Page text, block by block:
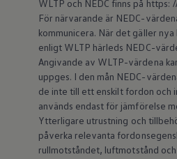
Vilken Volkswagen
Offertförfrågan
Hitta din återförsäljare
Köp tillbehör
Finansiering
Privatleasing Online
Privatleasing Online
Finansiering
Leasing
Lån
Serviceavtal &
Volkswagen
WLTP och NEDC finns på
För närvarande är NEDC-
kommunicera. När det gäller
enligt WLTP härleds NEDC-
Angivande av WLTP-värdena
uppges. I den mån NEDC-
de inte till ett enskilt fordon och
används endast för jämförelse
Ytterligare utrustning och
påverka relevanta
rullmotståndet, luftmotstånd